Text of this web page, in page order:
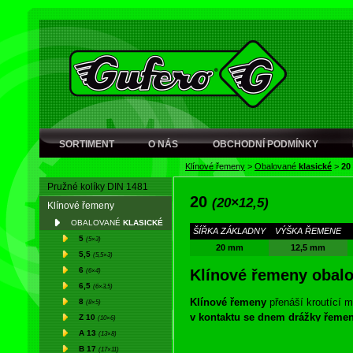
SORTIMENT O NÁS OBCHODNÍ PODMÍNKY
Klínové řemeny > Obalované klasické > 20
Pružné kolíky DIN 1481
Klínové řemeny
OBALOVANÉ KLASICKÉ
5 (5×3)
5,5 (5,5×3)
6 (6×4)
6,5 (6×3,5)
8 (8×5)
Z 10 (10×6)
A 13 (13×8)
B 17 (17×11)
20 (20×12,5)
ŠÍŘKA ZÁKLADNY
VÝŠKA ŘEMENE
20 mm
12,5 mm
Klínové řemeny
Klínové řemeny přenáší kroutící
v kontaktu se dnem drážky